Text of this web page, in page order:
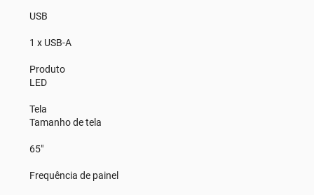
USB
1 x USB-A
Produto
LED
Tela
Tamanho de tela
65"
Frequência de painel